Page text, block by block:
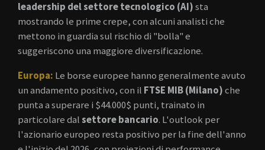
leadership del settore tecnologico (AI)sta
mostrando le prime crepe, con alcuni analisti che
mettono in guardia sul rischio di "bolla" e
suggeriscono una maggiore diversificazione.
Europa: Le borse europee hanno generalmente avuto
un andamento positivo, con il FTSE MIB (Milano)che
punta a superare i $44.000$ punti, trainato in
particolare dalsettore bancario. L'outlook per
l'azionario europeo resta positivo per la fine dell'anno